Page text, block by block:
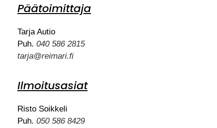
Päätoimittaja
Tarja Autio
Puh. 040 586 2815
tarja@reimari.fi
Ilmoitusasiat
Risto Soikkeli
Puh. 050 586 8429